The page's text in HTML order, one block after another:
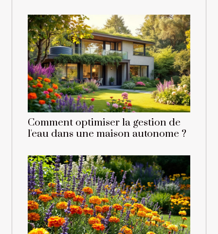
Comment optimiser la gestion de
l'eau dans une maison autonome ?